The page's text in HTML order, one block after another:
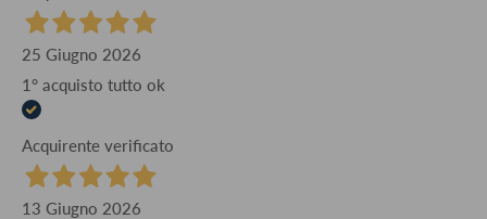
25 Giugno 2026
1° acquisto tutto ok
Acquirente verificato
13 Giugno 2026